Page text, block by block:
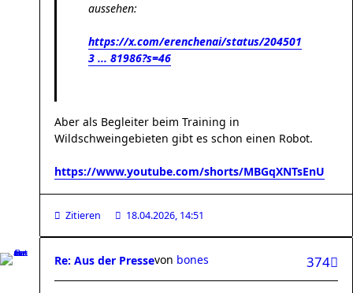
aussehen:
https://x.com/erenchenai/status/204501
3 ... 81986?s=46
Aber als Begleiter beim Training in
Wildschweingebieten gibt es schon einen Robot.
https://www.youtube.com/shorts/MBGqXNTsEnU
Zitieren 18.04.2026, 14:51
Re: Aus der Presse 374
von bones